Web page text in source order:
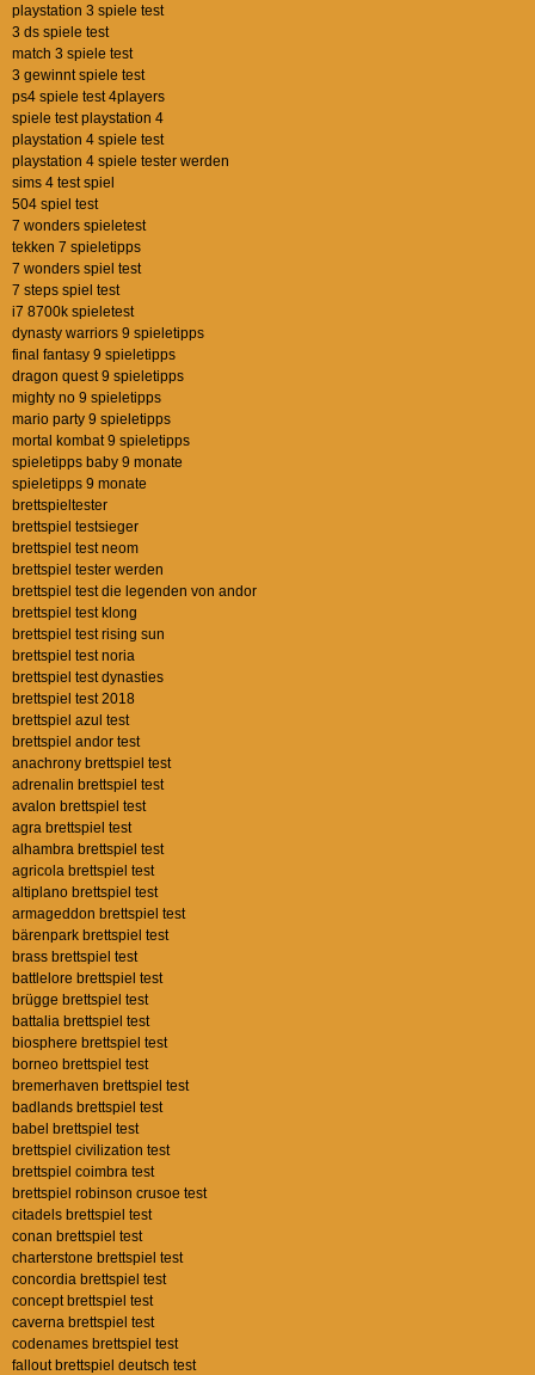
playstation 3 spiele test
3 ds spiele test
match 3 spiele test
3 gewinnt spiele test
ps4 spiele test 4players
spiele test playstation 4
playstation 4 spiele test
playstation 4 spiele tester werden
sims 4 test spiel
504 spiel test
7 wonders spieletest
tekken 7 spieletipps
7 wonders spiel test
7 steps spiel test
i7 8700k spieletest
dynasty warriors 9 spieletipps
final fantasy 9 spieletipps
dragon quest 9 spieletipps
mighty no 9 spieletipps
mario party 9 spieletipps
mortal kombat 9 spieletipps
spieletipps baby 9 monate
spieletipps 9 monate
brettspieltester
brettspiel testsieger
brettspiel test neom
brettspiel tester werden
brettspiel test die legenden von andor
brettspiel test klong
brettspiel test rising sun
brettspiel test noria
brettspiel test dynasties
brettspiel test 2018
brettspiel azul test
brettspiel andor test
anachrony brettspiel test
adrenalin brettspiel test
avalon brettspiel test
agra brettspiel test
alhambra brettspiel test
agricola brettspiel test
altiplano brettspiel test
armageddon brettspiel test
bärenpark brettspiel test
brass brettspiel test
battlelore brettspiel test
brügge brettspiel test
battalia brettspiel test
biosphere brettspiel test
borneo brettspiel test
bremerhaven brettspiel test
badlands brettspiel test
babel brettspiel test
brettspiel civilization test
brettspiel coimbra test
brettspiel robinson crusoe test
citadels brettspiel test
conan brettspiel test
charterstone brettspiel test
concordia brettspiel test
concept brettspiel test
caverna brettspiel test
codenames brettspiel test
fallout brettspiel deutsch test